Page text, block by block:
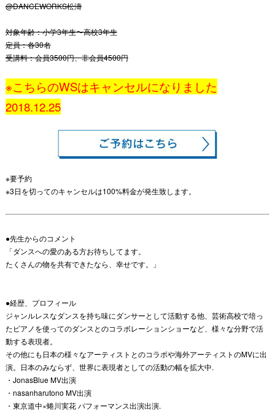
@DANCEWORKS松濤
対象年齢：小学3年生〜高校3年生
定員：各30名
受講料：会員3500円、非会員4500円
※こちらのWSはキャンセルになりました
2018.12.25
※要予約
※3日を切ってのキャンセルは100%料金が発生致します。
●先生からのコメント
「ダンスへの愛のある方お待ちしてます。
たくさんの物を共有できたなら、幸せです。」
●経歴、プロフィール
ジャンルレスなダンスを持ち味にダンサーとして活動する他、芸術高校で培っ
たピアノを使ってのダンスとのコラボレーションショーなど、様々な分野で活
動する表現者。
その他にも日本の様々なアーティストとのコラボや海外アーティストのMVに出
演。日本のみならず、世界に表現者としての活動の幅を拡大中.
・JonasBlue MV出演
・nasanharutono MV出演
・東京道中×蜷川実花 パフォーマンス出演出演.